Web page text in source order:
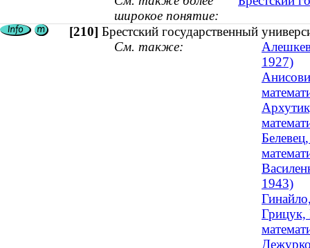
широкое понятие:
[210] Брестский государственный
См. также:
1927)
1943)
Грицук,